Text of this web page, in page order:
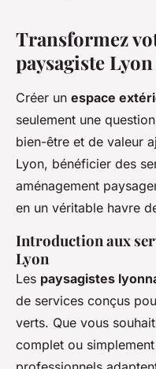
Transformez
paysagiste
Créer un espace
seulement une
bien-être et de valeur
Lyon, bénéficier des
aménagement
en un véritable havre
Introduction aux
Lyon
Les paysagistes
de services conçus
verts. Que vous
complet ou